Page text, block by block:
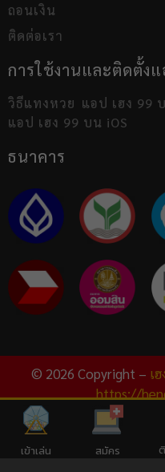
ถอนเงิน
ติดต่อเรา
การใช้งานและติดตั้ง
วิธีแทงหวย แอป เฮง 99
แอป เฮง 99 บน iOS
ธนาคาร
© 2026 Copyright – เ
https://
เข้าเล่น สมัคร